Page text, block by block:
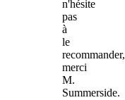
n'hésite
pas
à
le
recommander,
merci
M.
Summerside.